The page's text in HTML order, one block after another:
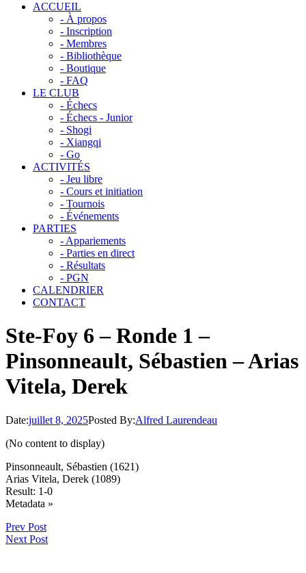
ACCUEIL
- À propos
- Inscription
- Membres
- Bibliothèque
- Boutique
- FAQ
LE CLUB
- Échecs
- Échecs - Junior
- Shogi
- Xiangqi
- Go
ACTIVITÉS
- Jeu libre
- Cours et initiation
- Tournois
- Événements
PARTIES
- Appariements
- Parties en direct
- Résultats
- PGN
CALENDRIER
CONTACT
Ste-Foy 6 – Ronde 1 –
Pinsonneault, Sébastien – Arias
Vitela, Derek
Date:juillet 8, 2025Posted By:Alfred Laurendeau
(No content to display)
Pinsonneault, Sébastien (1621)
Arias Vitela, Derek (1089)
Result: 1-0
Metadata »
Prev Post
Next Post